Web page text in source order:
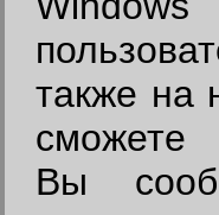
также на
сможете
Вы